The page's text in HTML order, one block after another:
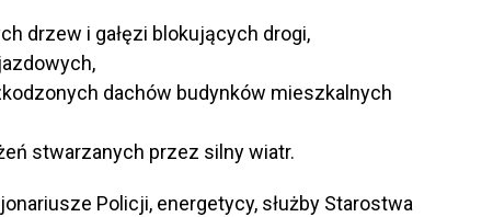
drzew i gałęzi blokujących drogi,
dachów budynków mieszkalnych
stwarzanych przez silny wiatr.
Policji, energetycy, służby Starostwa